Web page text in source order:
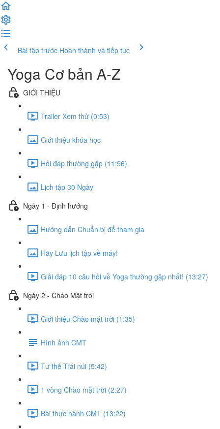
Bài tập trước Hoàn thành và tiếp tục
Yoga Cơ bản A-Z
GIỚI THIỆU
Trailer Xem thử (0:53)
Giới thiệu khóa học
Hỏi đáp thường gặp (11:56)
Lịch tập 30 Ngày
Ngày 1 - Định hướng
Hướng dẫn Chuẩn bị để tham gia
Hãy Lưu lịch tập về máy!
Giải đáp 10 câu hỏi về Yoga thường gặp nhất! (13:27)
Ngày 2 - Chào Mặt trời
Giới thiệu Chào mặt trời (1:35)
Hình ảnh CMT
Tư thế Trái núi (5:42)
1 vòng Chào mặt trời (2:27)
Bài thực hành CMT (13:22)